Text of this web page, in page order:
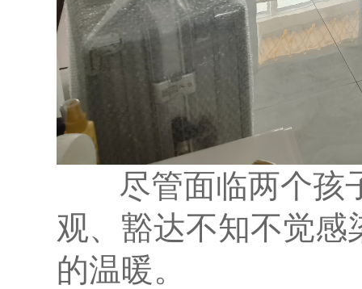
尽管面临两个孩子
观、豁达不知不觉
的温暖。